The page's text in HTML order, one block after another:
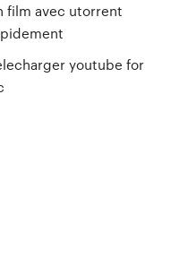
film avec utorrent
youtube for